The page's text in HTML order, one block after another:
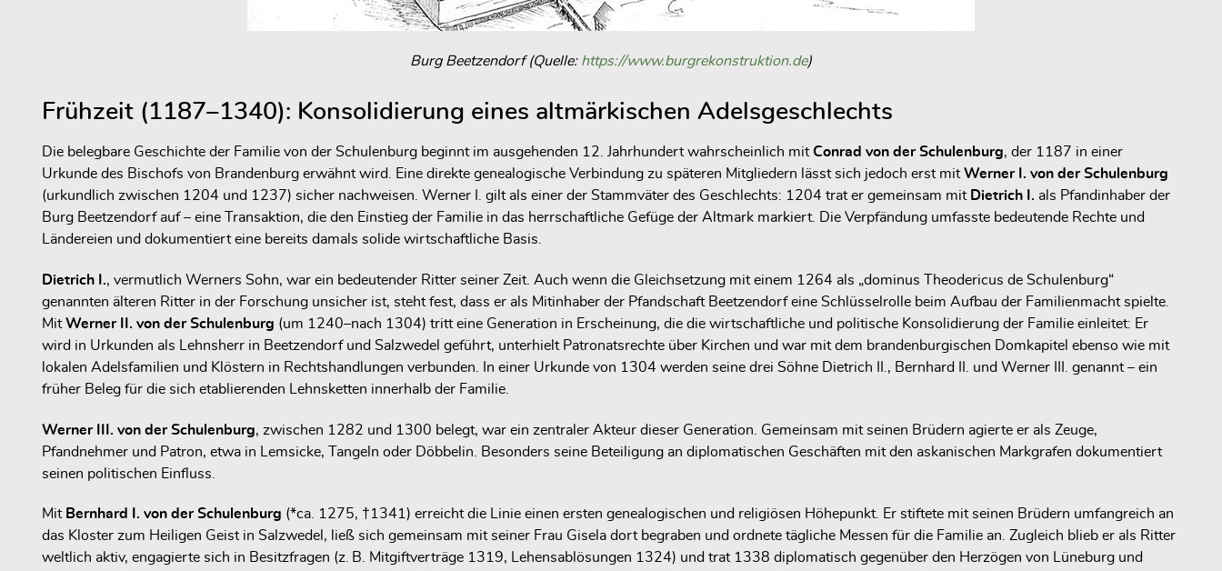
Burg Beetzendorf (Quelle: https://www.burgrekonstruktion.de)
Frühzeit (1187–1340): Konsolidierung eines altmärkischen Adelsgeschlechts
Die belegbare Geschichte der Familie von der Schulenburg beginnt im ausgehenden 12. Jahrhundert wahrscheinlich mit Conrad von der Schulenburg, der 1187 in einer
Urkunde des Bischofs von Brandenburg erwähnt wird. Eine direkte genealogische Verbindung zu späteren Mitgliedern lässt sich jedoch erst mitWerner I. von der Schulenburg
(urkundlich zwischen 1204 und 1237) sicher nachweisen. Werner I. gilt als einer der Stammväter des Geschlechts: 1204 trat er gemeinsam mit Dietrich I. als Pfandinhaber der
Burg Beetzendorf auf – eine Transaktion, die den Einstieg der Familie in das herrschaftliche Gefüge der Altmark markiert. Die Verpfändung umfasste bedeutende Rechte und
Ländereien und dokumentiert eine bereits damals solide wirtschaftliche Basis.
Dietrich I., vermutlich Werners Sohn, war ein bedeutender Ritter seiner Zeit. Auch wenn die Gleichsetzung mit einem 1264 als „dominus Theodericus de Schulenburg“
genannten älteren Ritter in der Forschung unsicher ist, steht fest, dass er als Mitinhaber der Pfandschaft Beetzendorf eine Schlüsselrolle beim Aufbau der Familienmacht spielte.
MitWerner II. von der Schulenburg (um 1240–nach 1304) tritt eine Generation in Erscheinung, die die wirtschaftliche und politische Konsolidierung der Familie einleitet: Er
wird in Urkunden als Lehnsherr in Beetzendorf und Salzwedel geführt, unterhielt Patronatsrechte über Kirchen und war mit dem brandenburgischen Domkapitel ebenso wie mit
lokalen Adelsfamilien und Klöstern in Rechtshandlungen verbunden. In einer Urkunde von 1304 werden seine drei Söhne Dietrich II., Bernhard II. und Werner III. genannt – ein
früher Beleg für die sich etablierenden
Lehnsketten innerhalb der Familie.
Werner III. von der Schulenburg, zwischen 1282 und 1300 belegt, war ein zentraler Akteur dieser Generation. Gemeinsam mit seinen Brüdern agierte er als Zeuge,
Pfandnehmer und Patron, etwa in Lemsicke, Tangeln oder Döbbelin. Besonders seine Beteiligung an diplomatischen Geschäften mit den askanischen Markgrafen dokumentiert
seinen politischen Einfluss.
Mit Bernhard I. von der Schulenburg (*ca. 1275, †1341) erreicht die Linie einen ersten genealogischen und religiösen Höhepunkt. Er stiftete mit seinen Brüdern umfangreich an
das Kloster zum Heiligen Geist in Salzwedel, ließ sich gemeinsam mit seiner Frau Gisela dort begraben und ordnete tägliche Messen für die Familie an. Zugleich blieb er als Ritter
weltlich aktiv, engagierte sich in Besitzfragen (z. B. Mitgiftverträge 1319, Lehensablösungen 1324) und trat 1338 diplomatisch gegenüber den Herzögen von Lüneburg und